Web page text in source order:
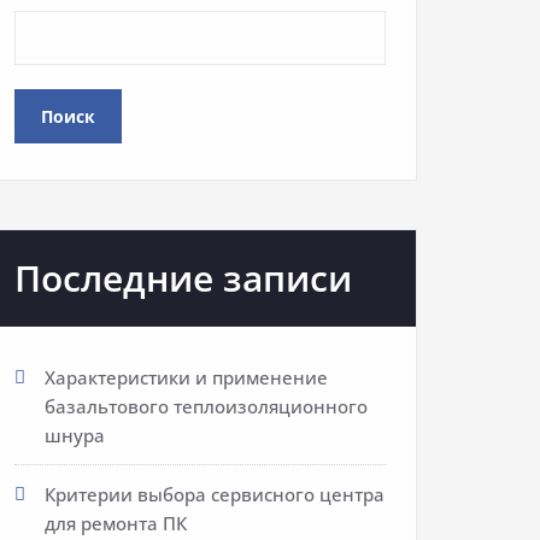
Поиск
Последние записи
Характеристики и применение
базальтового теплоизоляционного
шнура
Критерии выбора сервисного центра
для ремонта ПК